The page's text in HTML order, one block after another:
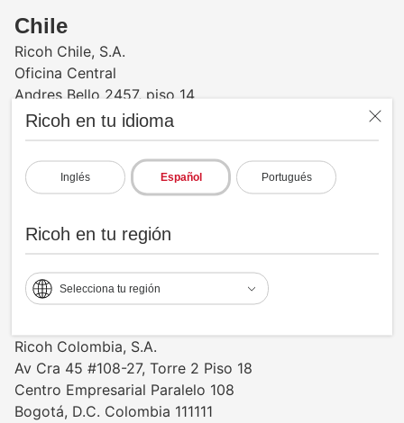
Ricoh en tu idioma
Inglés Español Portugués
Ricoh en tu región
Selecciona tu región
Chile
Ricoh Chile, S.A.
Oficina Central
Andres Bello 2457, piso 14
Providencia, Santiago
Teléfono Oficina: +56 2 2367 7200
Teléfono de Soporte y Suministros: +56 2 2994 9647
Bodega:
Pudahuel, Santiago
www.ricoh-americalatina.com/es-cl
Ricoh Colombia, S.A.
Av Cra 45 #108-27, Torre 2 Piso 18
Centro Empresarial Paralelo 108
Bogotá, D.C. Colombia 111111